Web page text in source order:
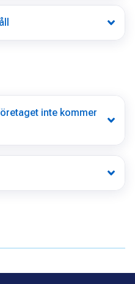
inte kommer